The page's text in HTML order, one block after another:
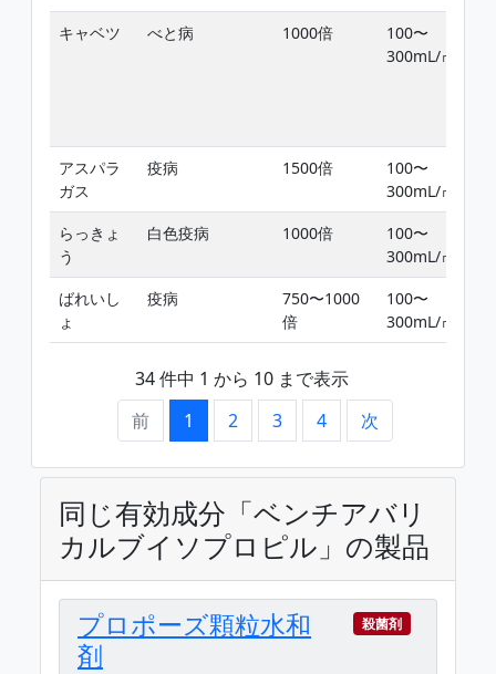
キャベツ べと病 1000倍
100〜
300mL/㎡
アスパラ
ガス
疫病 1500倍
100〜
300mL/㎡
らっきょ
う
白色疫病 1000倍
100〜
300mL/㎡
ばれいし
ょ
疫病
750〜1000
倍
100〜
300mL/㎡
34 件中 1 から 10 まで表示
前
1 2 3 4 次
同じ有効成分「ベンチアバリ
カルブイソプロピル」の製品
プロポーズ顆粒水和
剤
殺菌剤